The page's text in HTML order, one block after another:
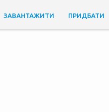
ЗАВАНТАЖИТИ ПРИДБАТИ